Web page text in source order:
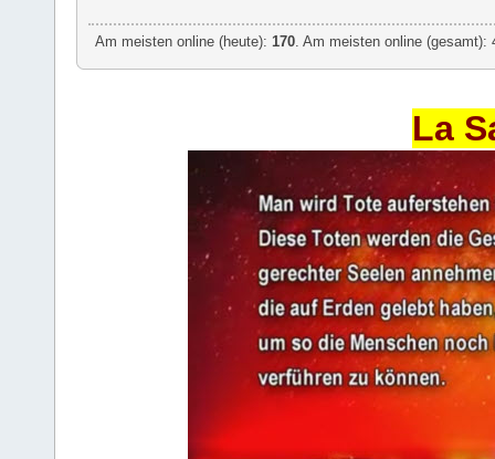
Am meisten online (heute): 170 . Am meisten online
La